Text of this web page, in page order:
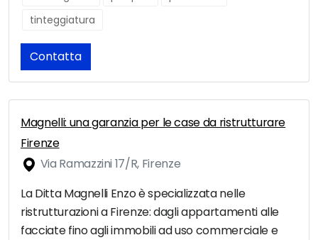
tinteggiatura
Contatta
Magnelli: una garanzia per le case da ristrutturare
Firenze
Via Ramazzini 17/R, Firenze
La Ditta Magnelli Enzo è specializzata nelle
ristrutturazioni a Firenze: dagli appartamenti alle
facciate fino agli immobili ad uso commerciale e